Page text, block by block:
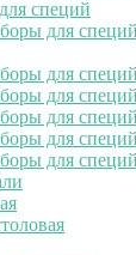
специй
для специй
для
для
для
для
для